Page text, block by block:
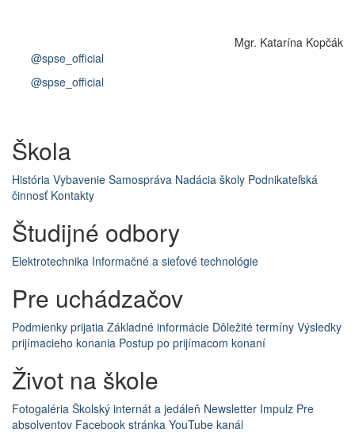
Mgr. Katarína Kopčák
@spse_official
@spse_official
Škola
História Vybavenie Samospráva Nadácia školy Podnikateľská
činnosť Kontakty
Študijné odbory
Elektrotechnika Informačné a sieťové technológie
Pre uchádzačov
Podmienky prijatia Základné informácie Dôležité termíny Výsledky
prijímacieho konania Postup po prijímacom konaní
Život na škole
Fotogaléria Školský internát a jedáleň Newsletter Impulz Pre
absolventov Facebook stránka YouTube kanál